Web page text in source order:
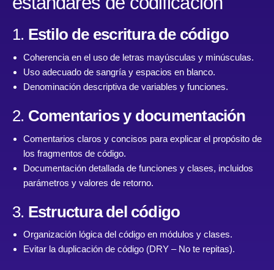
1. Estilo de escritura de código
Coherencia en el uso de letras mayúsculas y minúsculas.
Uso adecuado de sangría y espacios en blanco.
Denominación descriptiva de variables y funciones.
2. Comentarios y documentación
Comentarios claros y concisos para explicar el propósito de
los fragmentos de código.
Documentación detallada de funciones y clases, incluidos
parámetros y valores de retorno.
3. Estructura del código
Organización lógica del código en módulos y clases.
Evitar la duplicación de código (DRY – No te repitas).